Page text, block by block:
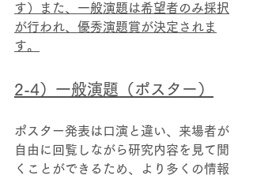
す）また、一般演題は希望者のみ採択
が行われ、優秀演題賞が決定されま
す。
2-4）一般演題（ポスター）
ポスター発表は口演と違い、来場者が
自由に回覧しながら研究内容を見て聞
くことができるため、より多くの情報